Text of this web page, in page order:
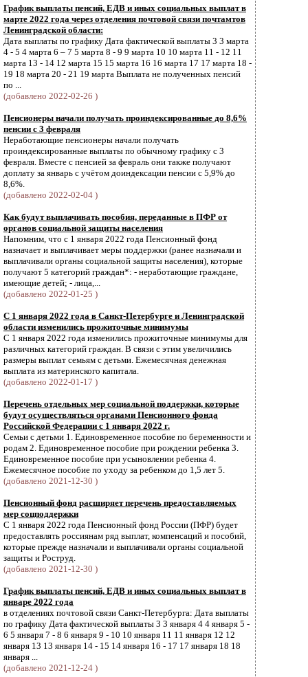
График выплаты пенсий, ЕДВ и иных социальных выплат в
марте 2022 года через отделения почтовой связи почтамтов
Ленинградской области:
Дата выплаты по графику Дата фактической выплаты 3 3 марта
4 - 5 4 марта 6 – 7 5 марта 8 - 9 9 марта 10 10 марта 11 - 12 11
марта 13 - 14 12 марта 15 15 марта 16 16 марта 17 17 марта 18 -
19 18 марта 20 - 21 19 марта Выплата не полученных пенсий
по ...
(добавлено 2022-02-26 )
Пенсионеры начали получать проиндексированные до 8,6%
пенсии с 3 февраля
Неработающие пенсионеры начали получать
проиндексированные выплаты по обычному графику с 3
февраля. Вместе с пенсией за февраль они также получают
доплату за январь с учётом доиндексации пенсии с 5,9% до
8,6%.
(добавлено 2022-02-04 )
Как будут выплачивать пособия, переданные в ПФР от
органов социальной защиты населения
Напомним, что с 1 января 2022 года Пенсионный фонд
назначает и выплачивает меры поддержки (ранее назначали и
выплачивали органы социальной защиты населения), которые
получают 5 категорий граждан*: - неработающие граждане,
имеющие детей; - лица,...
(добавлено 2022-01-25 )
С 1 января 2022 года в Санкт-Петербурге и Ленинградской
области изменились прожиточные минимумы
С 1 января 2022 года изменились прожиточные минимумы для
различных категорий граждан. В связи с этим увеличились
размеры выплат семьям с детьми. Ежемесячная денежная
выплата из материнского капитала.
(добавлено 2022-01-17 )
Перечень отдельных мер социальной поддержки, которые
будут осуществляться органами Пенсионного фонда
Российской Федерации с 1 января 2022 г.
Семьи с детьми 1. Единовременное пособие по беременности и
родам 2. Единовременное пособие при рождении ребенка 3.
Единовременное пособие при усыновлении ребенка 4.
Ежемесячное пособие по уходу за ребенком до 1,5 лет 5.
(добавлено 2021-12-30 )
Пенсионный фонд расширяет перечень предоставляемых
мер соцподдержки
С 1 января 2022 года Пенсионный фонд России (ПФР) будет
предоставлять россиянам ряд выплат, компенсаций и пособий,
которые прежде назначали и выплачивали органы социальной
защиты и Роструд.
(добавлено 2021-12-30 )
График выплаты пенсий, ЕДВ и иных социальных выплат в
январе 2022 года
в отделениях почтовой связи Санкт-Петербурга: Дата выплаты
по графику Дата фактической выплаты 3 3 января 4 4 января 5 -
6 5 января 7 - 8 6 января 9 - 10 10 января 11 11 января 12 12
января 13 13 января 14 - 15 14 января 16 - 17 17 января 18 18
января ...
(добавлено 2021-12-24 )